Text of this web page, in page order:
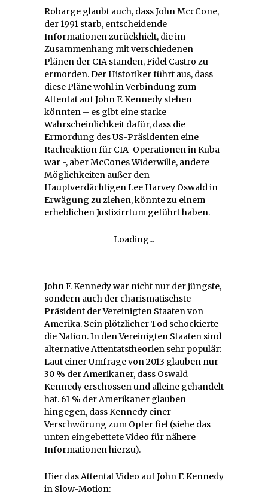
Robarge glaubt auch, dass John MccCone,
der 1991 starb, entscheidende
Informationen zurückhielt, die im
Zusammenhang mit verschiedenen
Plänen der CIA standen, Fidel Castro zu
ermorden. Der Historiker führt aus, dass
diese Pläne wohl in Verbindung zum
Attentat auf John F. Kennedy stehen
könnten – es gibt eine starke
Wahrscheinlichkeit dafür, dass die
Ermordung des US-Präsidenten eine
Racheaktion für CIA-Operationen in Kuba
war -, aber McCones Widerwille, andere
Möglichkeiten außer den
Hauptverdächtigen Lee Harvey Oswald in
Erwägung zu ziehen, könnte zu einem
erheblichen Justizirrtum geführt haben.
Loading...
John F. Kennedy war nicht nur der jüngste,
sondern auch der charismatischste
Präsident der Vereinigten Staaten von
Amerika. Sein plötzlicher Tod schockierte
die Nation. In den Vereinigten Staaten sind
alternative Attentatstheorien sehr populär:
Laut einer Umfrage von 2013 glauben nur
30 % der Amerikaner, dass Oswald
Kennedy erschossen und alleine gehandelt
hat. 61 % der Amerikaner glauben
hingegen, dass Kennedy einer
Verschwörung zum Opfer fiel (siehe das
unten eingebettete Video für nähere
Informationen hierzu).
Hier das Attentat Video auf John F. Kennedy
in Slow-Motion: